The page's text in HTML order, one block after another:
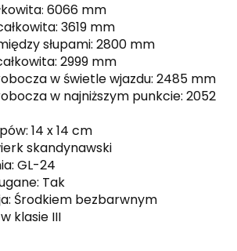
: 6066 mm
: 3619 mm
słupami: 2800 mm
: 2999 mm
w świetle wjazdu: 2485 mm
w najniższym punkcie: 2052
14 x 14 cm
skandynawski
GL-24
Tak
Środkiem bezbarwnym
klasie III